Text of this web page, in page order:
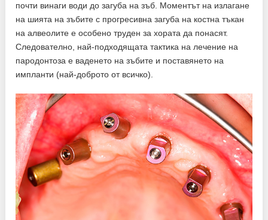
почти винаги води до загуба на зъб. Моментът на излагане
на шията на зъбите с прогресивна загуба на костна тъкан
на алвеолите е особено труден за хората да понасят.
Следователно, най-подходящата тактика на лечение на
пародонтоза е ваденето на зъбите и поставянето на
импланти (най-доброто от всичко).